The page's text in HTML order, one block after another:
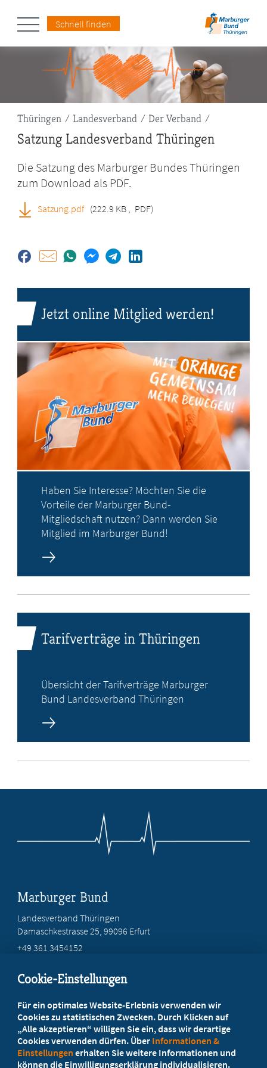
Schnell finden
Pfadnavigation
Thüringen Landesverband Der Verband
Satzung Landesverband Thüringen
Die Satzung des Marburger Bundes Thüringen
zum Download als PDF.
Satzung.pdf (222.9 KB , PDF)
Jetzt online Mitglied werden!
Haben Sie Interesse? Möchten Sie die
Vorteile der Marburger Bund-
Mitgliedschaft nutzen? Dann werden Sie
Mitglied im Marburger Bund!
Tarifverträge in Thüringen
Übersicht der Tarifverträge Marburger
Bund Landesverband Thüringen
Marburger Bund
Landesverband Thüringen
Damaschkestrasse 25, 99096 Erfurt
+49 361 3454152
Ihr Landesverband berät Sie!
Ansprechpartner
Cookie-Einstellungen
Für ein optimales Website-Erlebnis verwenden wir
Cookies zu statistischen Zwecken. Durch Klicken auf
„Alle akzeptieren“ willigen Sie ein, dass wir derartige
Cookies verwenden dürfen. Über Informationen &
Einstellungen erhalten Sie weitere Informationen und
können die Einwilligungserklärung individualisieren.